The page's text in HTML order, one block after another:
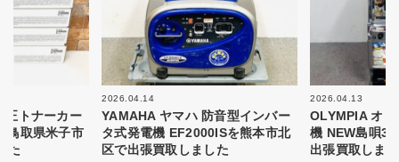
トナーカー
鳥取県米子市
た
2026.04.14
YAMAHA ヤマハ 防音型インバー
タ式発電機 EF2000ISを熊本市北
区で出張買取しました
2026.04.13
OLYMPIA オ
機 NEW島唄
出張買取しま